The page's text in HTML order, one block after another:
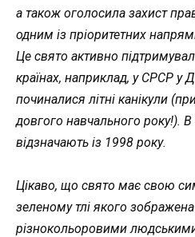
а також оголосила захист
одним із пріоритетних
Це свято активно
країнах, наприклад, у СРСР у
починалися літні канікули
довгого навчального року!). В
відзначають із 1998 року.
Цікаво, що свято має свою
зеленому тлі якого
різнокольоровими